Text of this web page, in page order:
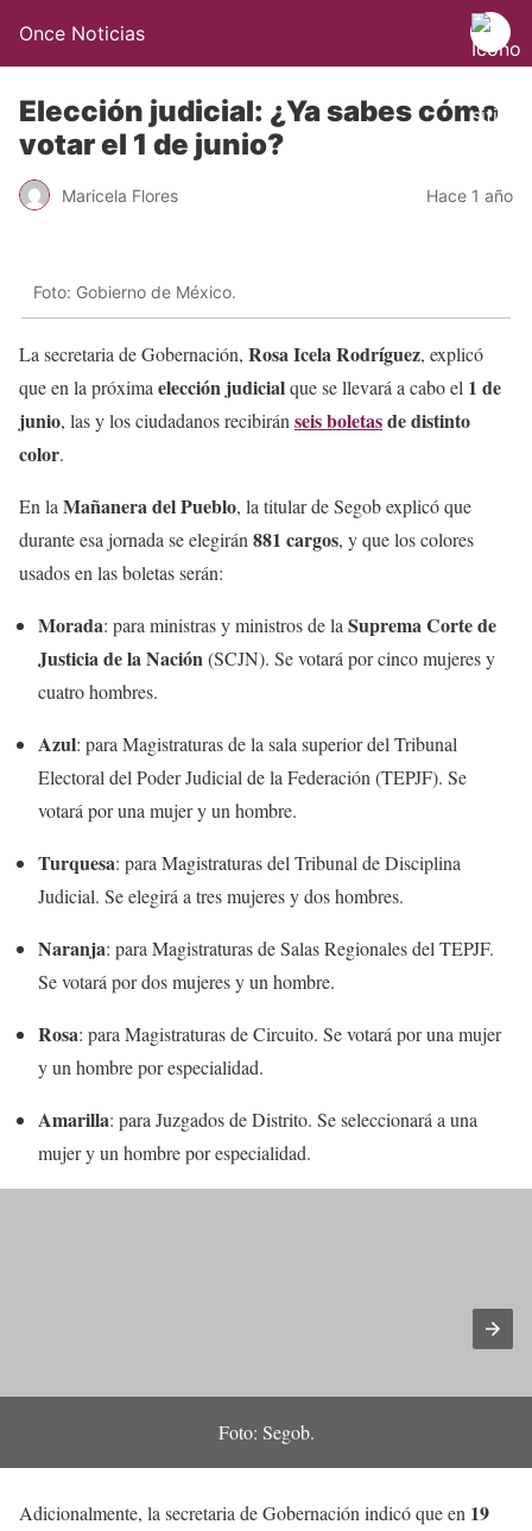
Once Noticias
Elección judicial: ¿Ya sabes cómo
votar el 1 de junio?
Maricela Flores Hace 1 año
Foto: Gobierno de México.
La secretaria de Gobernación, Rosa Icela Rodríguez, explicó
que en la próxima elección judicialque se llevará a cabo el 1 de
junio, las y los ciudadanos recibirán seis boletasde distinto
color.
En la Mañanera del Pueblo, la titular de Segob explicó que
durante esa jornada se elegirán 881 cargos, y que los colores
usados en las boletas serán:
Morada: para ministras y ministros de la Suprema Corte de
Justicia de la Nación(SCJN). Se votará por cinco mujeres y
cuatro hombres.
Azul: para Magistraturas de la sala superior del Tribunal
Electoral del Poder Judicial de la Federación (TEPJF). Se
votará por una mujer y un hombre.
Turquesa: para Magistraturas del Tribunal de Disciplina
Judicial. Se elegirá a tres mujeres y dos hombres.
Naranja: para Magistraturas de Salas Regionales del TEPJF.
Se votará por dos mujeres y un hombre.
Rosa: para Magistraturas de Circuito. Se votará por una mujer
y un hombre por especialidad.
Amarilla: para Juzgados de Distrito. Se seleccionará a una
mujer y un hombre por especialidad.
Foto: Segob.
Adicionalmente, la secretaria de Gobernación indicó que en 19